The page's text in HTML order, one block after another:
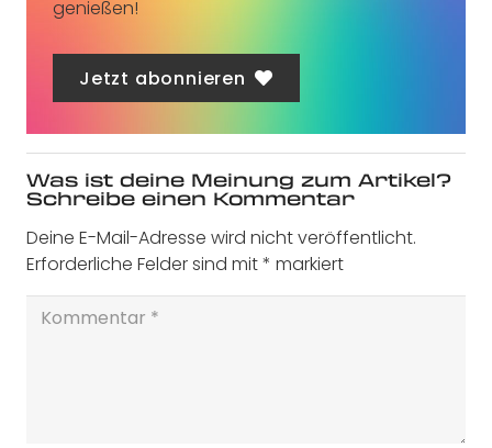
genießen!
Jetzt abonnieren
Was ist deine Meinung zum Artikel?
Schreibe einen Kommentar
Deine E-Mail-Adresse wird nicht veröffentlicht.
Erforderliche Felder sind mit* markiert